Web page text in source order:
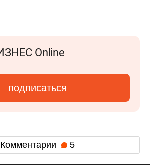
Online
подписаться
Комментарии 5